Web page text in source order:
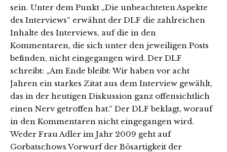
sein. Unter dem Punkt „Die unbeachteten Aspekte
des Interviews“ erwähnt der DLF die zahlreichen
Inhalte des Interviews, auf die in den
Kommentaren, die sich unter den jeweiligen Posts
befinden, nicht eingegangen wird. Der DLF
schreibt: „Am Ende bleibt: Wir haben vor acht
Jahren ein starkes Zitat aus dem Interview gewählt,
das in der heutigen Diskussion ganz offensichtlich
einen Nerv getroffen hat.“ Der DLF beklagt, worauf
in den Kommentaren nicht eingegangen wird.
Weder Frau Adler im Jahr 2009 geht auf
Gorbatschows Vorwurf der Bösartigkeit der